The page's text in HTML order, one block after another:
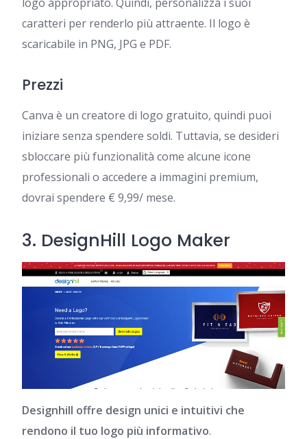
caratteri per renderlo più attraente. Il logo è
scaricabile in PNG, JPG e PDF.
Prezzi
Canva è un creatore di logo gratuito, quindi puoi
iniziare senza spendere soldi. Tuttavia, se desideri
sbloccare più funzionalità come alcune icone
professionali o accedere a immagini premium,
dovrai spendere € 9,99/ mese.
3. DesignHill Logo Maker
Designhill offre design unici e intuitivi che
rendono il tuo logo più informativo.